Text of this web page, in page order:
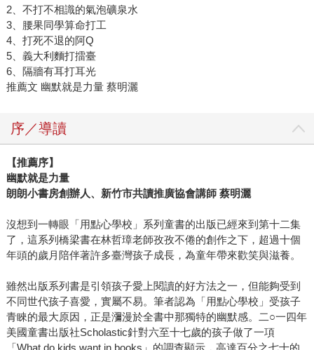
2、不打不相識的氣泡礦泉水
3、腰果同學算命打工
4、打死不退的阿Q
5、義大利麵打擂臺
6、隔牆有耳打耳光
推薦文 幽默就是力量 蔡明灑
序／導讀
【推薦序】
幽默就是力量
朗朗小書房創辦人、新竹市共讀推廣協會講師 蔡明灑
沒想到一轉眼「用點心學校」系列童書的出版已經來到第十二集
了，這系列橋梁書在林哲璋老師孜孜不倦的創作之下，超過十個
年頭的歲月陪伴著許多臺灣孩子成長，為童年帶來歡笑與滋養。
雖然出版系列書是引領孩子愛上閱讀的好方法之一，但能夠受到
不同世代孩子喜愛，實屬不易。筆者認為「用點心學校」受孩子
青睞的最大原因，正是瀰漫於全書中那獨特的幽默感。二○一四年
美國童書出版社Scholastic針對六至十七歲的孩子做了一項
「What do kids want in books」的調查顯示，高達百分之七十的